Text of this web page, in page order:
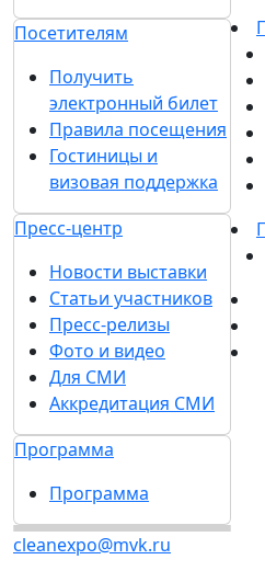
Посетителям
Получить
электронный билет
Правила посещения
Гостиницы и
визовая поддержка
Пресс-центр
Новости выставки
Статьи участников
Пресс-релизы
Фото и видео
Для СМИ
Аккредитация СМИ
Программа
Программа
cleanexpo@mvk.ru